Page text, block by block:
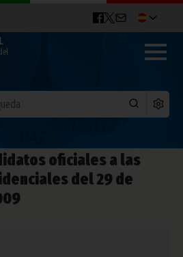
oficiales a las
del 29 de